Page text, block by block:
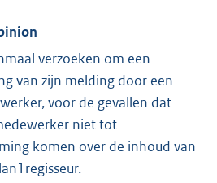
verzoeken om een
van zijn melding door een
voor de gevallen dat
niet tot
komen over de inhoud van